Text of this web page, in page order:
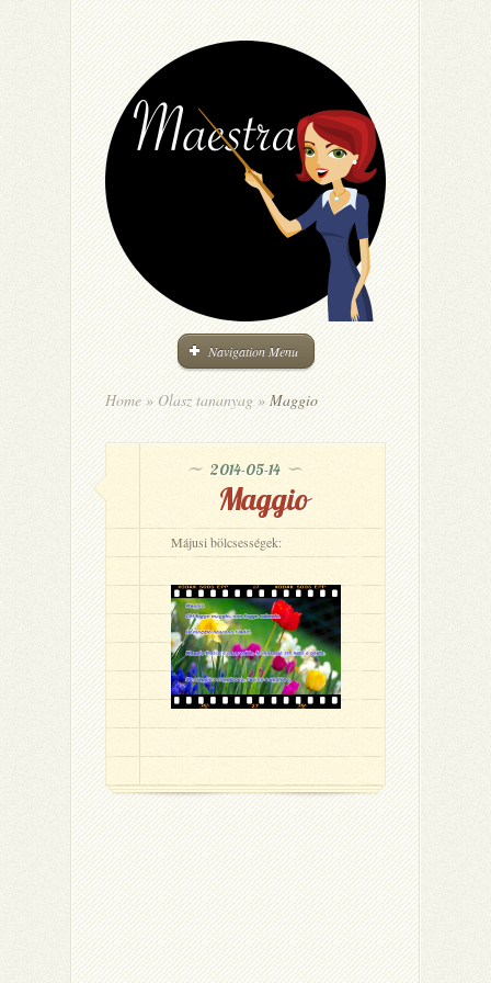
Navigation Menu
Home » Olasz tananyag »Maggio
2014-05-14
Maggio
Májusi bölcsességek: